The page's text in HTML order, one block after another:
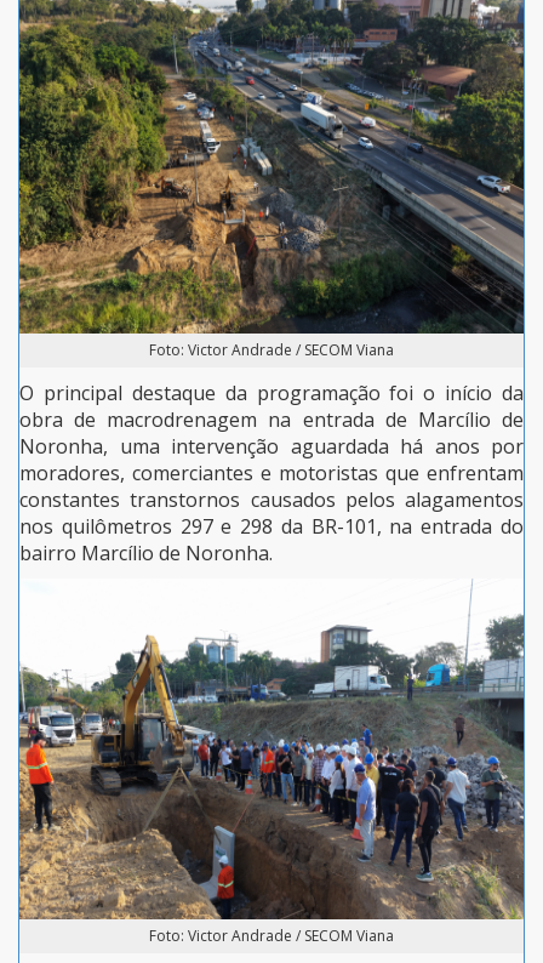
Foto: Victor Andrade / SECOM Viana
O principal destaque da programação foi o início da
obra de macrodrenagem na entrada de Marcílio de
Noronha, uma intervenção aguardada há anos por
moradores, comerciantes e motoristas que enfrentam
constantes transtornos causados pelos alagamentos
nos quilômetros 297 e 298 da BR-101, na entrada do
bairro Marcílio de Noronha.
Foto: Victor Andrade / SECOM Viana